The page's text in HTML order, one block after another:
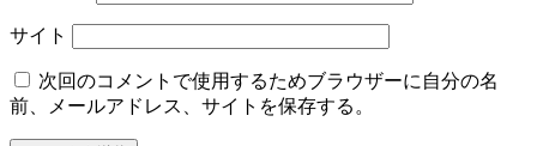
サイト
次回のコメントで使用するためブラウザーに自分の名
前、メールアドレス、サイトを保存する。